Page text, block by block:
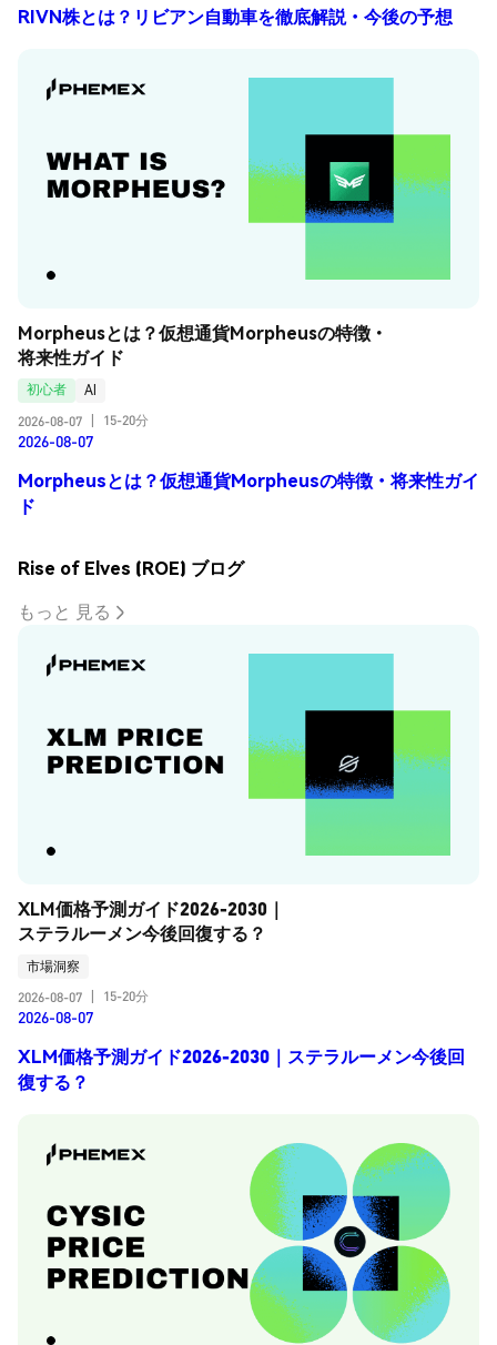
RIVN株とは？リビアン自動車を徹底解説・今後の予想
Morpheusとは？仮想通貨Morpheusの特徴・
将来性ガイド
初心者
AI
2026-08-07
15-20分
2026-08-07
Morpheusとは？仮想通貨Morpheusの特徴・将来性ガイ
ド
Rise of Elves (ROE) ブログ
もっと 見る
XLM価格予測ガイド2026-2030｜
ステラルーメン今後回復する？
市場洞察
2026-08-07
15-20分
2026-08-07
XLM価格予測ガイド2026-2030｜ステラルーメン今後回
復する？